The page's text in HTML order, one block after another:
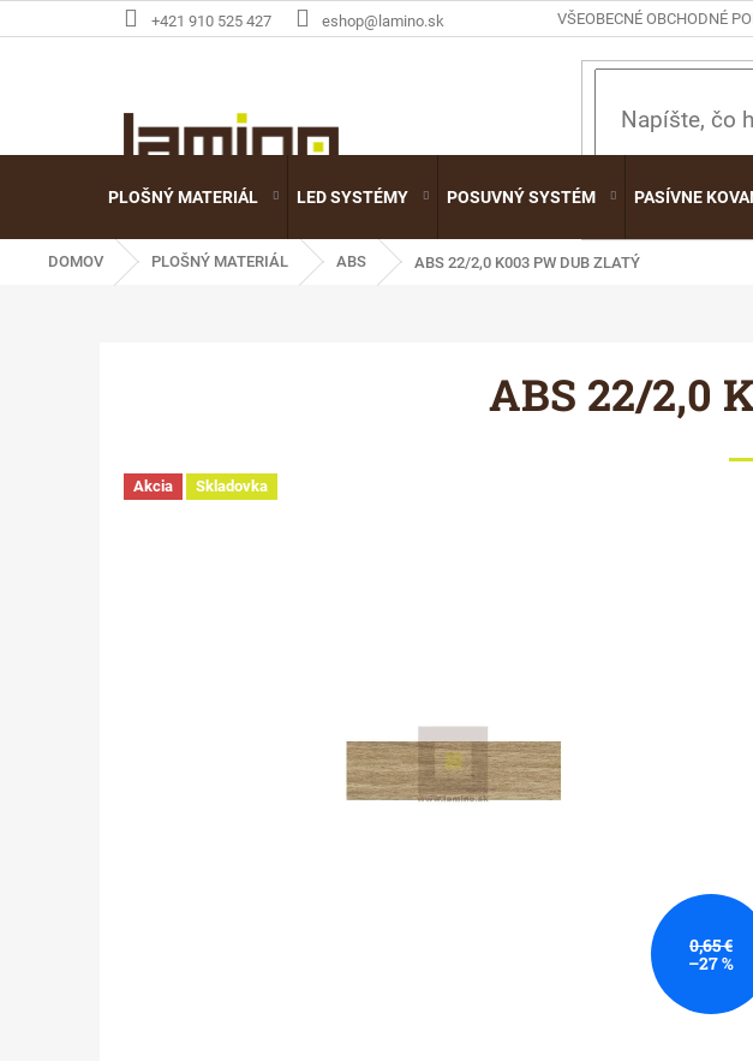
na
+421 910 525 427 eshop@lamino.sk VŠEOBECNÉ OBCHODNÉ
HĽADAŤ
PLOŠNÝ MATERIÁL LED SYSTÉMY POSUVNÝ SYSTÉM PASÍVNE
DOMOV PLOŠNÝ MATERIÁL ABS ABS 22/2,0 K003 PW DUB ZLATÝ
ABS 22/2,0
Akcia Skladovka
0,65 €
–27 %